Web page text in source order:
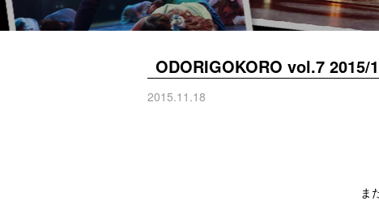
ODORIGOKORO vol.7
2015.11.18
ま